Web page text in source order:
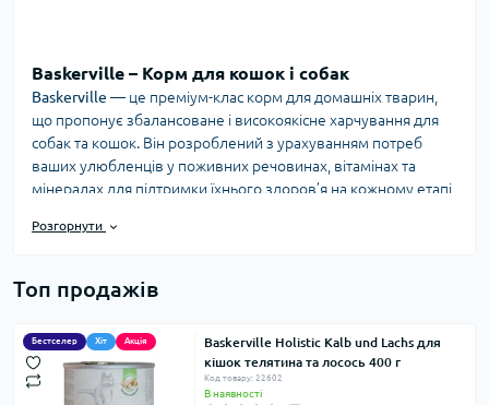
Baskerville – Корм для кошок і собак
Baskerville — це преміум-клас корм для домашніх тварин,
що пропонує збалансоване і високоякісне харчування для
собак та кошок. Він розроблений з урахуванням потреб
ваших улюбленців у поживних речовинах, вітамінах та
мінералах для підтримки їхнього здоров’я на кожному етапі
містить ретельно відібрані компоненти, включаючи м’ясо
відмінному самопочуттю тварин.
Збалансоване харчування:Корма розроблені з
урахуванням усіх потреб тварин в білках, жирах,
Розгорнути
Топ продажів
Бестселер Хіт Акція
Baskerville Holistic Kalb und Lachs для
кішок телятина та лосось 400 г
Код товару: 22602
В наявності